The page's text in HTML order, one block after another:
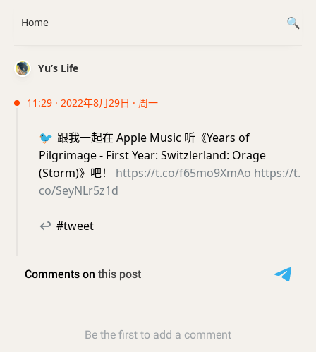
Yu’s Life
11:29 · 2022年8月29日 · 周一
🐦 跟我一起在 Apple Music 听《Years of
Pilgrimage - First Year: Switzlerland: Orage
(Storm)》吧！ https://t.co/f65mo9XmAo https://t.
co/SeyNLr5z1d
↩ #tweet
Home